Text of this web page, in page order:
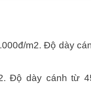
m2. Độ dày
Độ dày cánh từ